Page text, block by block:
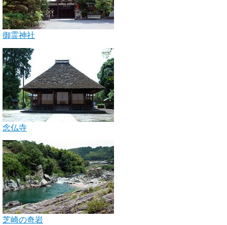
御霊神社
念仏寺
芝崎の奇岩